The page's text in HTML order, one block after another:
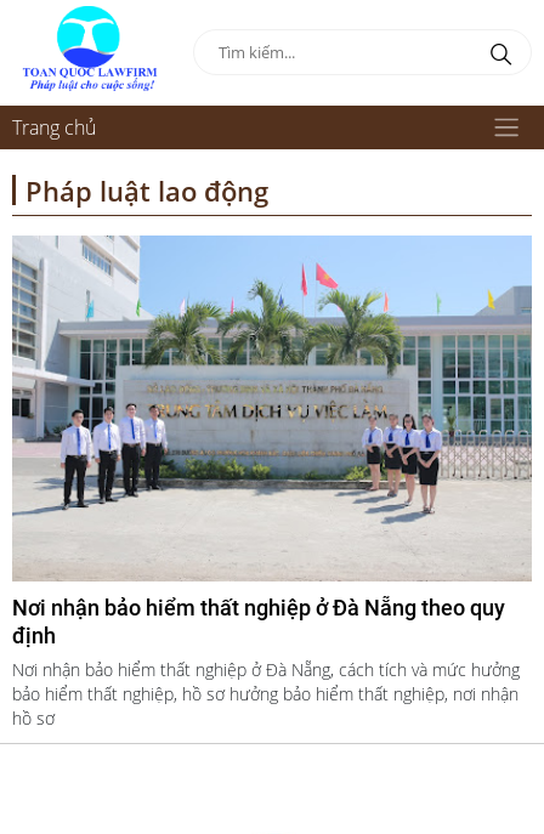
Trang chủ
Pháp luật lao động
Nơi nhận bảo hiểm thất nghiệp ở Đà Nẵng theo quy
định
Nơi nhận bảo hiểm thất nghiệp ở Đà Nẵng, cách tích và mức hưởng
bảo hiểm thất nghiệp, hồ sơ hưởng bảo hiểm thất nghiệp, nơi nhận
hồ sơ